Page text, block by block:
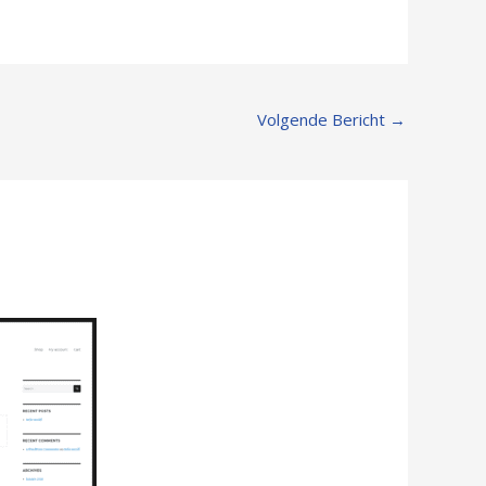
Volgende Bericht →